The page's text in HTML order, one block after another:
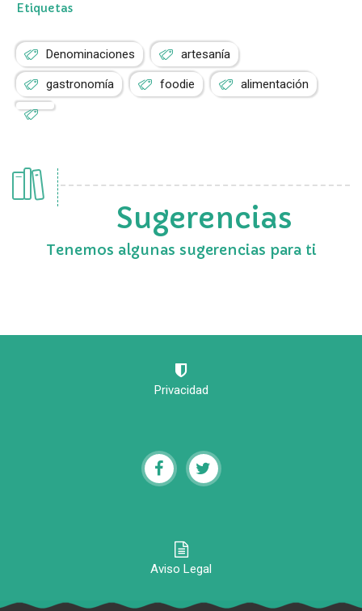
Etiquetas
Denominaciones artesanía
gastronomía foodie alimentación
Sugerencias
Tenemos algunas sugerencias para ti
Privacidad
Aviso Legal